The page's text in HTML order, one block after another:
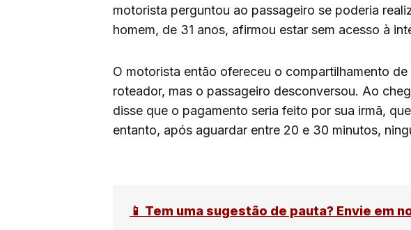
motorista perguntou ao passageiro se poderia
homem, de 31 anos, afirmou estar sem acesso à
O motorista então ofereceu o compartilhamento
roteador, mas o passageiro desconversou. Ao
disse que o pagamento seria feito por sua irmã,
entanto, após aguardar entre 20 e 30 minutos,
📱 Tem uma sugestão de pauta? Envie em